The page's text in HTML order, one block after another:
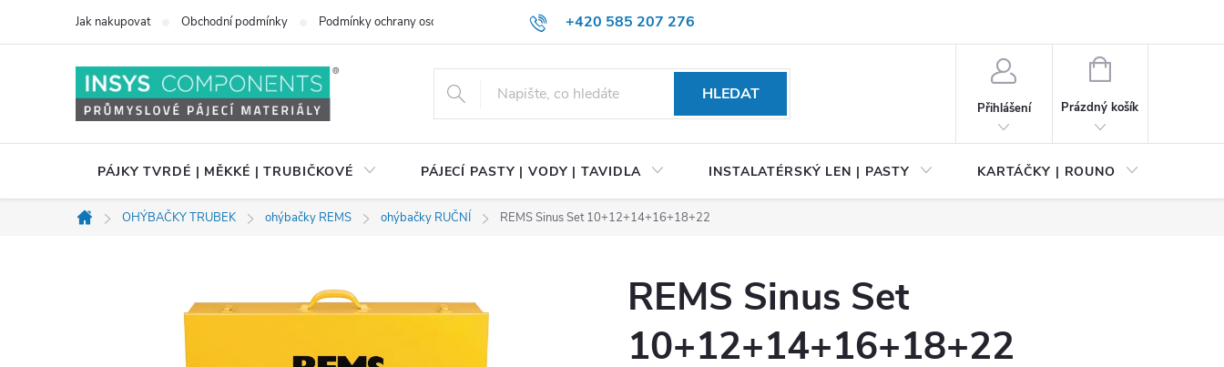
+420 585 207 276
Jak nakupovat Obchodní podmínky Podmínky ochrany osobních údajů
HLEDAT
Přihlášení
NÁKUPNÍ
Prázdný košík
PÁJKY TVRDÉ | MĚKKÉ | TRUBIČKOVÉ PÁJECÍ PASTY | VODY | TAVIDLA INSTALATÉRSKÝ LEN | PASTY KARTÁČKY | ROUNO
Domů
OHÝBAČKY TRUBEK ohýbačky REMS ohýbačky RUČNÍ REMS Sinus Set 10+12+14+16+18+22
REMS Sinus Set
10+12+14+16+18+22